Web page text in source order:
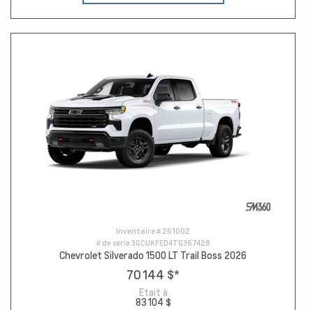
Inventaire # 261002
# de série3GCUKFED4TG367428
Chevrolet Silverado 1500 LT Trail Boss 2026
70 144 $*
Etait à
83 104 $